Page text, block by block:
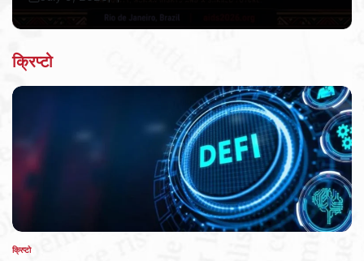
Post
By:
क्रिप्टो
POSTED
क्रिप्टो